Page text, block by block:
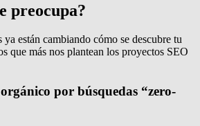
preocupa?
están cambiando cómo se descubre tu
que más nos plantean los proyectos SEO
por búsquedas “zero-